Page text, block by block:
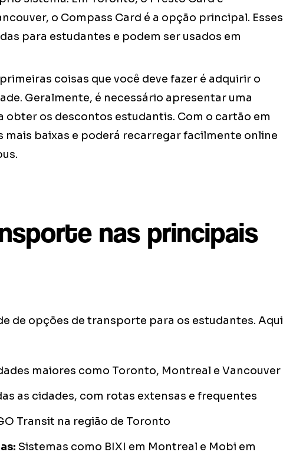
o Compass Card é a opção principal. Esses
para estudantes e podem ser usados em
coisas que você deve fazer é adquirir o
Geralmente, é necessário apresentar uma
os descontos estudantis. Com o cartão em
mais baixas e poderá recarregar facilmente online
nas principais
de opções de transporte para os estudantes. Aqui
maiores como Toronto, Montreal e Vancouver
as cidades, com rotas extensas e frequentes
Transit na região de Toronto
Sistemas como BIXI em Montreal e Mobi em